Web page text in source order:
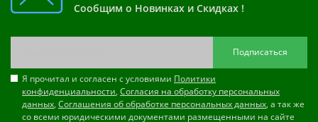
Сообщим о Новинках и Скидках !
Подписаться
Я прочитал и согласен с условиями Политики
конфиденциальности, Согласия на обработку персональных
данных, Соглашения об обработке персональных данных, а так же
со всеми юридическими документами размещенными на сайте